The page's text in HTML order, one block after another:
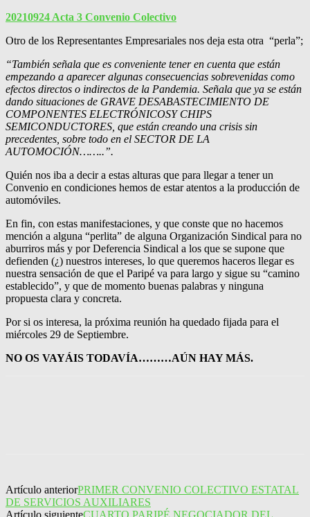
20210924 Acta 3 Convenio Colectivo
Otro de los Representantes Empresariales nos deja esta otra “perla”;
“También señala que es conveniente tener en cuenta que están
empezando a aparecer algunas consecuencias sobrevenidas como
efectos directos o indirectos de la Pandemia. Señala que ya se están
dando situaciones de GRAVE DESABASTECIMIENTO DE
COMPONENTES ELECTRÓNICOSY CHIPS
SEMICONDUCTORES, que están creando una crisis sin
precedentes, sobre todo en el SECTOR DE LA
AUTOMOCIÓN……..”.
Quién nos iba a decir a estas alturas que para llegar a tener un
Convenio en condiciones hemos de estar atentos a la producción de
automóviles.
En fin, con estas manifestaciones, y que conste que no hacemos
mención a alguna “perlita” de alguna Organización Sindical para no
aburriros más y por Deferencia Sindical a los que se supone que
defienden (¿) nuestros intereses, lo que queremos haceros llegar es
nuestra sensación de que el Paripé va para largo y sigue su “camino
establecido”, y que de momento buenas palabras y ninguna
propuesta clara y concreta.
Por si os interesa, la próxima reunión ha quedado fijada para el
miércoles 29 de Septiembre.
NO OS VAYÁIS TODAVÍA………AÚN HAY MÁS.
Artículo anteriorPRIMER CONVENIO COLECTIVO ESTATAL
DE SERVICIOS AUXILIARES
Artículo siguienteCUARTO PARIPÉ NEGOCIADOR DEL